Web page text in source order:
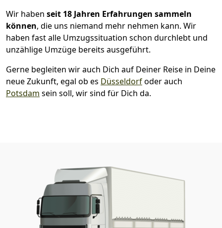
Wir haben seit 18 Jahren Erfahrungen sammeln
können, die uns niemand mehr nehmen kann. Wir
haben fast alle Umzugssituation schon durchlebt und
unzählige Umzüge bereits ausgeführt.
Gerne begleiten wir auch Dich auf Deiner Reise in Deine
neue Zukunft, egal ob es Düsseldorfoder auch
Potsdam sein soll, wir sind für Dich da.